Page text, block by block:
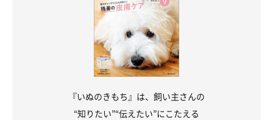
『いぬのきもち』は、飼い主さんの
“知りたい”“伝えたい”にこたえる